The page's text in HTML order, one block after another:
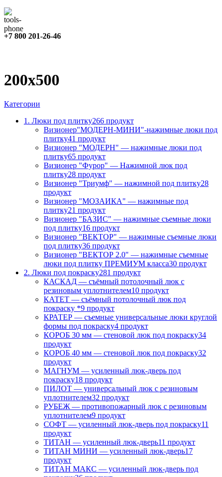
+7 800 201-26-46
200х500
Категории
1. Люки под плитку266 продукт
Визионер"МОДЕРН-МИНИ"-нажимные люки под
плитку41 продукт
Визионер "МОДЕРН" — нажимные люки под
плитку65 продукт
Визионер "Фурор" — Нажимной люк под
плитку28 продукт
Визионер "Триумф" — нажимной под плитку28
продукт
Визионер "МОЗАИКА" — нажимные под
плитку21 продукт
Визионер "БАЗИС" — нажимные съемные люки
под плитку16 продукт
Визионер "ВЕКТОР" — нажимные съемные люки
под плитку36 продукт
Визионер "ВЕКТОР 2.0" — нажимные съемные
люки под плитку ПРЕМИУМ класса30 продукт
2. Люки под покраску281 продукт
КАСКАД — съёмный потолочный люк с
резиновым уплотнителем10 продукт
КАТЕТ — съёмный потолочный люк под
покраску *9 продукт
КРАТЕР — съемные универсальные люки круглой
формы под покраску4 продукт
КОРОБ 30 мм — стеновой люк под покраску34
продукт
КОРОБ 40 мм — стеновой люк под покраску32
продукт
МАГНУМ — усиленный люк-дверь под
покраску18 продукт
ПИЛОТ — универсальный люк с резиновым
уплотнителем32 продукт
РУБЕЖ — противопожарный люк с резиновым
уплотнителем9 продукт
СОФТ — усиленный люк-дверь под покраску11
продукт
ТИТАН — усиленный люк-дверь11 продукт
ТИТАН МИНИ — усиленный люк-дверь17
продукт
ТИТАН МАКС — усиленный люк-дверь под